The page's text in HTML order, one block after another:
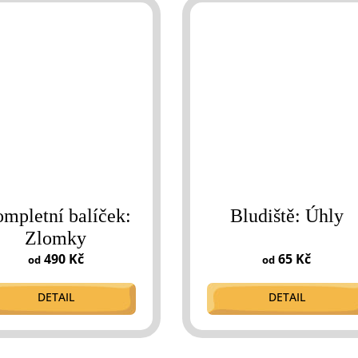
balíček:
Zlomky
od490 Kč
DETAIL
Bludiště: Úhly
od 65 Kč
DETAIL